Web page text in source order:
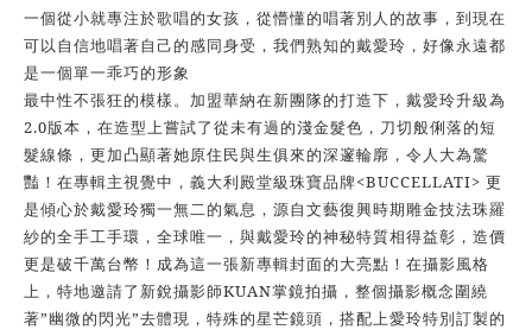
一個從小就專注於歌唱的女孩 ， 從懵懂的唱著別人的故事 ， 到現在
可以自信地唱著自己的感同身受 ， 我們熟知的戴愛玲 ， 好像永遠都
是一個單一乖巧的形象
最中性不張狂的模樣。加盟華納在新團隊的打造下，戴愛玲升級為
2.0 版本，在造型上嘗試了從未有過的淺金髮色，刀切般俐落的短
髮線條，更加凸顯著她原住民與生俱來的深邃輪廓，令人大為驚
豔！在專輯主視覺中，義大利殿堂級珠寶品牌<BUCCELLATI> 更
是傾心於戴愛玲獨一無二的氣息，源自文藝復興時期雕金技法珠羅
紗的全手工手環，全球唯一，與戴愛玲的神秘特質相得益彰，造價
更是破千萬台幣！成為這一張新專輯封面的大亮點！ 在攝影風格
上 ， 特地邀請了新銳攝影師KUAN掌鏡拍攝 ， 整個攝影概念圍繞
著” 幽微的閃光”去體現 ， 特殊的星芒鏡頭 ， 搭配上愛玲特別訂製的